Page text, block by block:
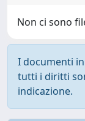
Non ci sono
I documenti
tutti i diritti
indicazione.